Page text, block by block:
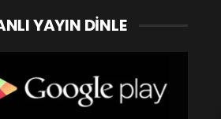
YAYIN DINLE